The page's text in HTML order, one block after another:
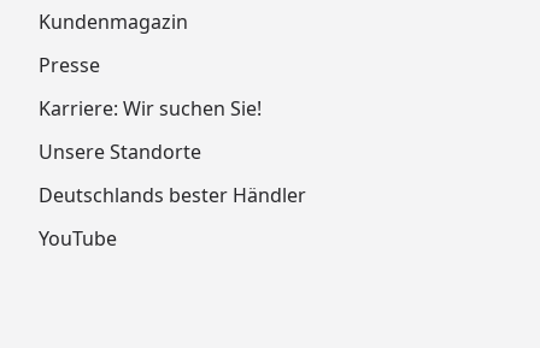
Kundenmagazin
Presse
Karriere: Wir suchen Sie!
Unsere Standorte
Deutschlands bester Händler
YouTube